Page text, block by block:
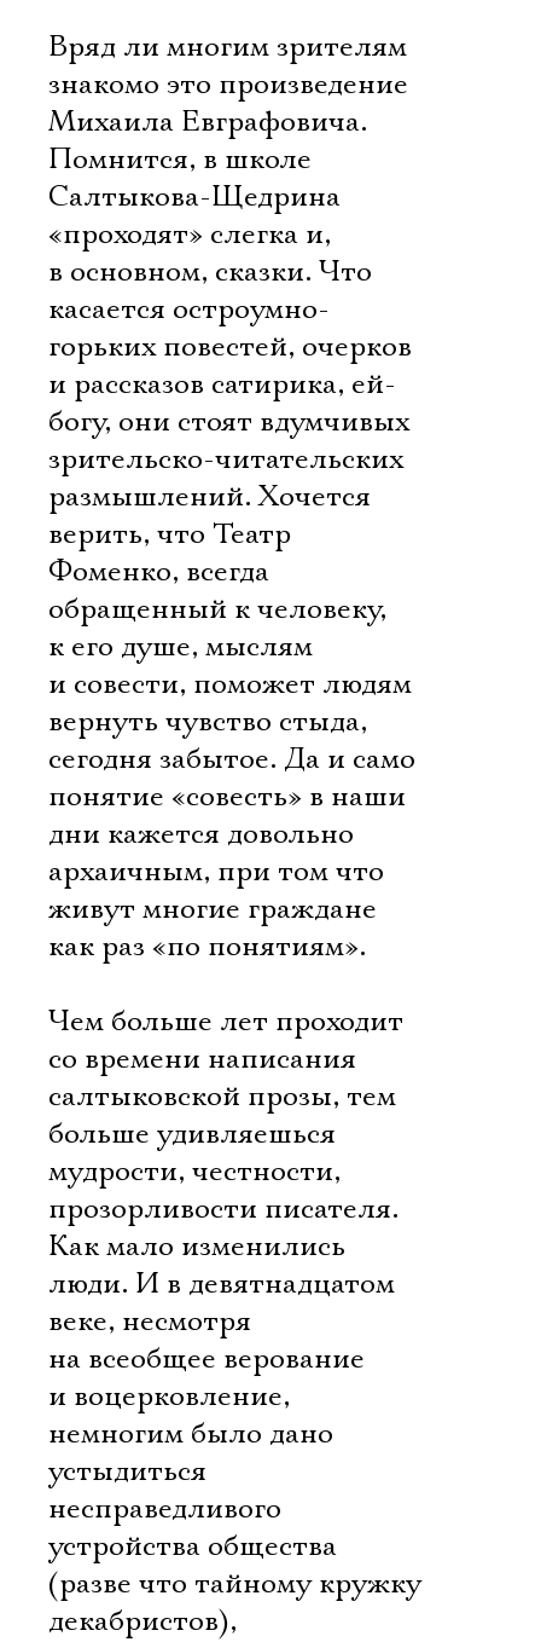
Вряд ли многим зрителям
знакомо это произведение
Михаила Евграфовича.
Помнится, в школе
Салтыкова-Щедрина
«проходят» слегка и,
в основном, сказки. Что
касается остроумно-
горьких повестей, очерков
и рассказов сатирика, ей-
богу, они стоят вдумчивых
зрительско-читательских
размышлений. Хочется
верить, что Театр
Фоменко, всегда
обращенный к человеку,
к его душе, мыслям
и совести, поможет людям
вернуть чувство стыда,
сегодня забытое. Да и само
понятие «совесть» в наши
дни кажется довольно
архаичным, при том что
живут многие граждане
как раз «по понятиям».
Чем больше лет проходит
со времени написания
салтыковской прозы, тем
больше удивляешься
мудрости, честности,
прозорливости писателя.
Как мало изменились
люди. И в девятнадцатом
веке, несмотря
на всеобщее верование
и воцерковление,
немногим было дано
устыдиться
несправедливого
устройства общества
(разве что тайному кружку
декабристов),